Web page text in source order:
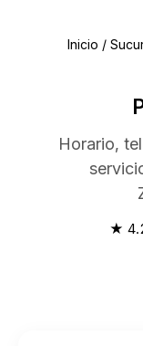
Inicio /
Horario,
★